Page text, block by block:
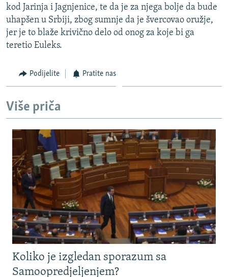
TV LIBERTY
POST SCRIPTUM
MOJA EVROPA
NASTANAK I RASPAD JUGOSLAVIJE
Sve RFE/RL stranice
kod Jarinja i Jagnjenice, te da je za njega bolje da bude
uhapšen u Srbiji, zbog sumnje da je švercovao oružje,
jer je to blaže krivično delo od onog za koje bi ga
teretio Euleks.
Podijelite Pratite nas
Više priča
Koliko je izgledan sporazum sa
Samoopredjeljenjem?